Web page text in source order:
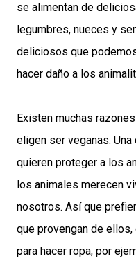
se alimentan de
legumbres, nueces y
deliciosos que
hacer daño a los
Existen muchas
eligen ser veganas.
quieren proteger a los
los animales merecen
nosotros. Así que
que provengan de
para hacer ropa, por